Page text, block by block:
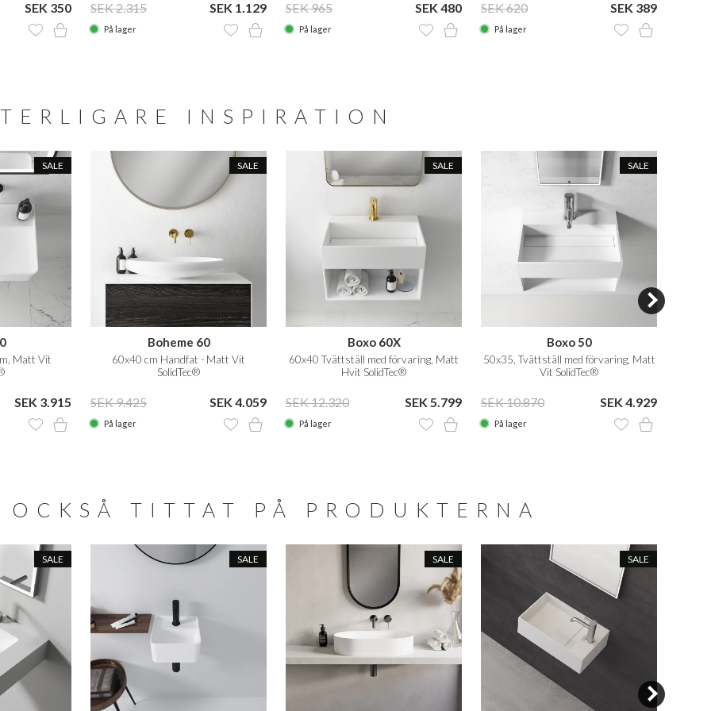
SEK 350 SEK 2.315 SEK 1.129
På lager
SEK 965 SEK 480
På lager
SEK 620 SEK 389
På lager
INSPIRATION
SALE
Matt Vit
SEK 3.915
SALE
Boheme 60
60x40 cm Handfat - Matt Vit
SolidTec®
SEK 9.425 SEK 4.059
På lager
SALE
Boxo 60X
60x40 Tvättställ med förvaring, Matt
Hvit SolidTec®
SEK 12.320 SEK 5.799
På lager
SALE
Boxo 50
50x35, Tvättställ med förvaring, Matt
Vit SolidTec®
SEK 10.870 SEK 4.929
På lager
OCKSÅ TITTAT PÅ PRODUKTERNA
SALE SALE SALE SALE